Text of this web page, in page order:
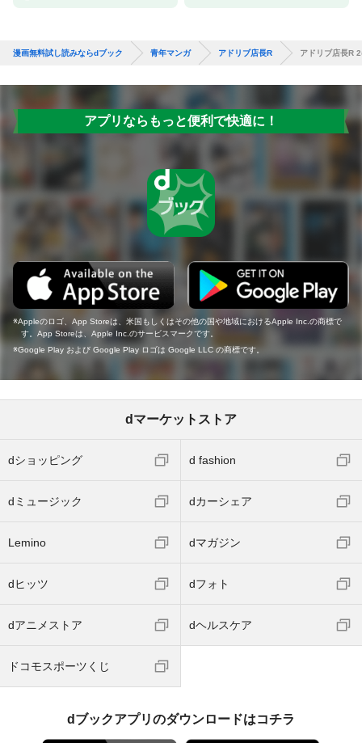
漫画無料試し読みならdブック 青年マンガ アドリブ店長R アドリブ店長R
アプリならもっと便利で快適に！
Appleのロゴ、App Storeは、米国もしくはその他の国や地域におけるApple Inc.の商標で
す。App Storeは、Apple Inc.のサービスマークです。
Google Play および Google Play ロゴは Google LLC の商標です。
dマーケットストア
dショッピング d fashion
dミュージック dカーシェア
Lemino dマガジン
dヒッツ dフォト
dアニメストア dヘルスケア
ドコモスポーツくじ
dブックアプリのダウンロードはコチラ